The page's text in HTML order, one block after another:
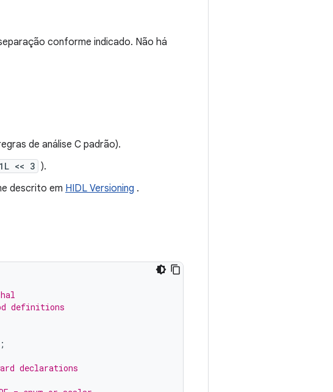
conforme indicado. Não há
de análise C padrão).
1L << 3 ).
descrito em HIDL Versioning .
definitions
declarations